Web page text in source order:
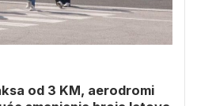
od 3 KM, aerodromi